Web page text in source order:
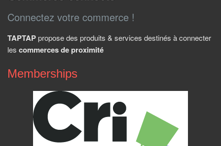
Connectez votre commerce !
TAPTAPpropose des produits & services destinés à connecter
les commerces de proximité
Memberships